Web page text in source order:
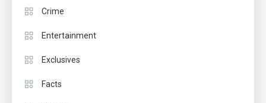
Crime
Entertainment
Exclusives
Facts